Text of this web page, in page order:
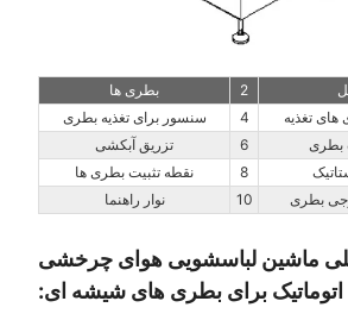
2
بطری ها
های تغذیه 4
سنسور برای تغذیه بطری
بطری 6
تزریق آبکشی
8
نقطه تثبیت بطری ها
بطری 10 نوار راهنما
ماشین لباسشویی هوای چرخشی
اتوماتیک برای بطری های شیشه ای: